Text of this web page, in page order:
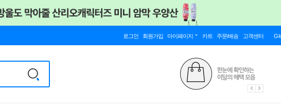
로그인 회원가입 마이페이지 카트 주문/배송 고객센터